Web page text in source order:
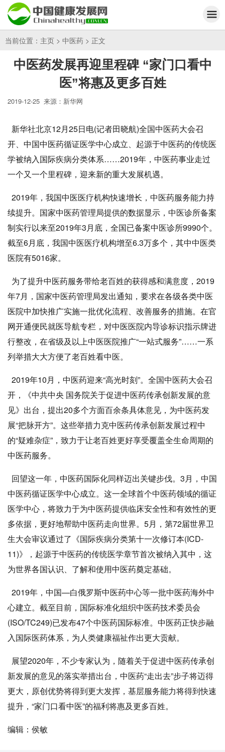
当前位置： 主页 > 中医药 > 正文
中医药发展再迎里程碑 “家门口看中
医”将惠及更多百姓
2019-12-25 来源：新华网
新华社北京12月25日电(记者田晓航)全国中医药大会召
开、中国中医药循证医学中心成立、起源于中医药的传统医
学被纳入国际疾病分类体系……2019年，中医药事业走过
一个又一个里程碑，迎来新的重大发展机遇。
2019年，我国中医医疗机构快速增长，中医药服务能力持
续提升。国家中医药管理局提供的数据显示，中医诊所备案
制实行以来至2019年3月底，全国已备案中医诊所9990个。
截至6月底，我国中医医疗机构增至6.3万多个，其中中医类
医院有5016家。
为了提升中医药服务带给老百姓的获得感和满意度，2019
年7月，国家中医药管理局发出通知，要求在各级各类中医
医院中加快推广实施一批优化流程、改善服务的措施。在官
网开通便民就医导航专栏，对中医医院内导诊标识指示牌进
行整改，在省级及以上中医医院推广“一站式服务”……一系
列举措大大方便了老百姓看中医。
2019年10月，中医药迎来“高光时刻”。全国中医药大会召
开，《中共中央 国务院关于促进中医药传承创新发展的意
见》出台，提出20多个方面百余条具体意见，为中医药发
展“把脉开方”。这些举措力克中医药传承创新发展过程中
的“疑难杂症”，致力于让老百姓更好享受覆盖全生命周期的
中医药服务。
回望这一年，中医药国际化同样迈出关键步伐。3月，中国
中医药循证医学中心成立。这一全球首个中医药领域的循证
医学中心，将致力于为中医药提供临床安全性和有效性的更
多依据，更好地帮助中医药走向世界。5月，第72届世界卫
生大会审议通过了《国际疾病分类第十一次修订本(ICD-
11)》，起源于中医药的传统医学章节首次被纳入其中，这
为世界各国认识、了解和使用中医药奠定基础。
2019年，中国—白俄罗斯中医药中心等一批中医药海外中
心建立。截至目前，国际标准化组织中医药技术委员会
(ISO/TC249)已发布47个中医药国际标准。中医药正快步融
入国际医药体系，为人类健康福祉作出更大贡献。
展望2020年，不少专家认为，随着关于促进中医药传承创
新发展的意见的落实举措出台，中医药“走出去”步子将迈得
更大，原创优势将得到更大发挥，基层服务能力将得到快速
提升，“家门口看中医”的福利将惠及更多百姓。
编辑：侯敏